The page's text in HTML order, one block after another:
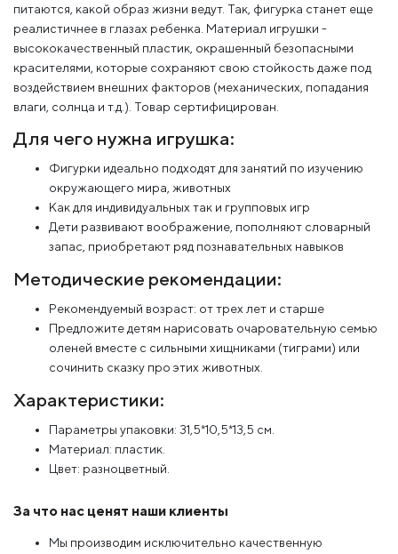
питаются, какой образ жизни ведут. Так, фигурка станет еще
реалистичнее в глазах ребенка. Материал игрушки -
высококачественный пластик, окрашенный безопасными
красителями, которые сохраняют свою стойкость даже под
воздействием внешних факторов (механических, попадания
влаги, солнца и т.д.). Товар сертифицирован.
Для чего нужна игрушка:
Фигурки идеально подходят для занятий по изучению
окружающего мира, животных
Как для индивидуальных так и групповых игр
Дети развивают воображение, пополняют словарный
запас, приобретают ряд познавательных навыков
Методические рекомендации:
Рекомендуемый возраст: от трех лет и старше
Предложите детям нарисовать очаровательную семью
оленей вместе с сильными хищниками (тиграми) или
сочинить сказку про этих животных.
Характеристики:
Параметры упаковки: 31,5*10,5*13,5 см.
Материал: пластик.
Цвет: разноцветный.
За что нас ценят наши клиенты
Мы производим исключительно качественную